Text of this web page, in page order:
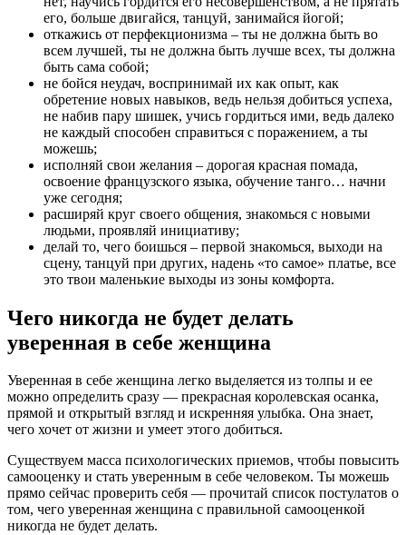
его, больше двигайся, танцуй, занимайся йогой;
откажись от перфекционизма – ты не должна быть во
всем лучшей, ты не должна быть лучше всех, ты должна
быть сама собой;
не бойся неудач, воспринимай их как опыт, как
обретение новых навыков, ведь нельзя добиться успеха,
не набив пару шишек, учись гордиться ими, ведь далеко
не каждый способен справиться с поражением, а ты
можешь;
исполняй свои желания – дорогая красная помада,
освоение французского языка, обучение танго… начни
уже сегодня;
расширяй круг своего общения, знакомься с новыми
людьми, проявляй инициативу;
делай то, чего боишься – первой знакомься, выходи на
сцену, танцуй при других, надень «то самое» платье, все
это твои маленькие выходы из зоны комфорта.
Чего никогда не будет делать
уверенная в себе женщина
Уверенная в себе женщина легко выделяется из толпы и ее
можно определить сразу — прекрасная королевская осанка,
прямой и открытый взгляд и искренняя улыбка. Она знает,
чего хочет от жизни и умеет этого добиться.
Существуем масса психологических приемов, чтобы повысить
самооценку и стать уверенным в себе человеком. Ты можешь
прямо сейчас проверить себя — прочитай список постулатов о
том, чего уверенная женщина с правильной самооценкой
никогда не будет делать.